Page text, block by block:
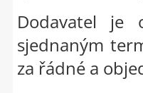
Dodavatel je
sjednaným
za řádné a